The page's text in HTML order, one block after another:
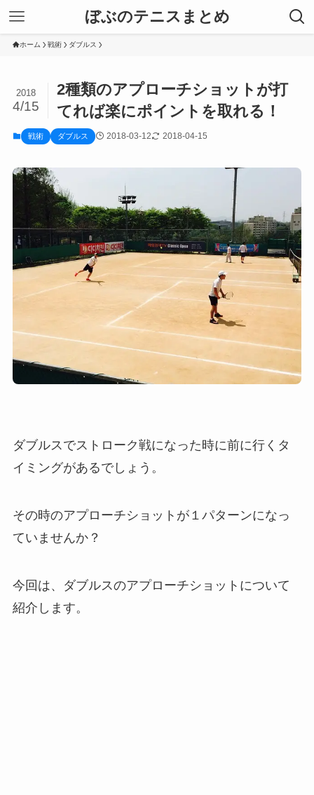
ぼぶのテニスまとめ
ホーム 戦術 ダブルス
2種類のアプローチショットが打
てれば楽にポイントを取れる！
2018
4/15
戦術 ダブルス 2018-03-12 2018-04-15
ダブルスでストローク戦になった時に前に行くタ
イミングがあるでしょう。
その時のアプローチショットが１パターンになっ
ていませんか？
今回は、ダブルスのアプローチショットについて
紹介します。